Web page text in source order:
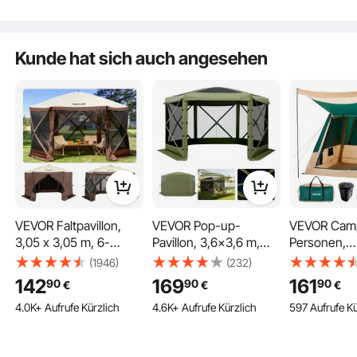
Kunde hat sich auch angesehen
VEVOR Faltpavillon,
3,05 x 3,05 m, 6-
seitiges Pop-up-
Camping-
Überdachungszelt mit
Netzfenstern,
(1946)
14290€
4.0K+ Aufrufe Kürzlich
VEVOR Pop-up-
Pavillon, 3,6x3,6 m,
großes 6-seitiges
Campingzelt mit
abnehmbarem Dach &
Tragetasche, Partyzelt,
(232)
16990€
4.6K+ Aufrufe Kürzlich
VEVOR
Personen,
Pumpe,
16190€
597 Aufrufe